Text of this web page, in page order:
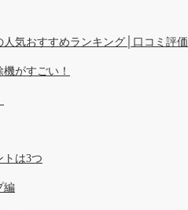
気おすすめランキング│口コミ評価
がすごい！
トは3つ
編